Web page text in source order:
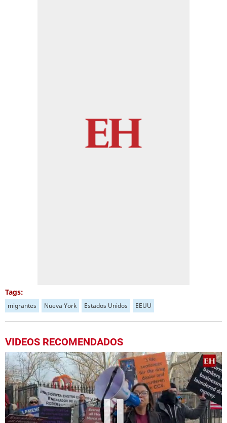
Tags:
migrantes Nueva York Estados Unidos EEUU
VIDEOS RECOMENDADOS